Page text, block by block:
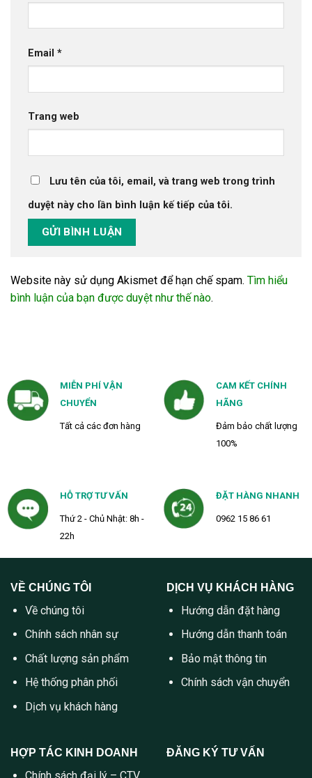
Email *
Trang web
Lưu tên của tôi, email, và trang web trong trình
duyệt này cho lần bình luận kế tiếp của tôi.
Website này sử dụng Akismet để hạn chế spam. Tìm hiểu
bình luận của bạn được duyệt như thế nào.
MIỄN PHÍ VẬN
CHUYỂN
Tất cả các đơn hàng
CAM KẾT CHÍNH
HÃNG
Đảm bảo chất lượng
100%
HỖ TRỢ TƯ VẤN
Thứ 2 - Chủ Nhật: 8h -
22h
ĐẶT HÀNG NHANH
0962 15 86 61
VỀ CHÚNG TÔI
Về chúng tôi
Chính sách nhân sự
Chất lượng sản phẩm
Hệ thống phân phối
Dịch vụ khách hàng
DỊCH VỤ KHÁCH HÀNG
Hướng dẫn đặt hàng
Hướng dẫn thanh toán
Bảo mật thông tin
Chính sách vận chuyển
HỢP TÁC KINH DOANH ĐĂNG KÝ TƯ VẤN